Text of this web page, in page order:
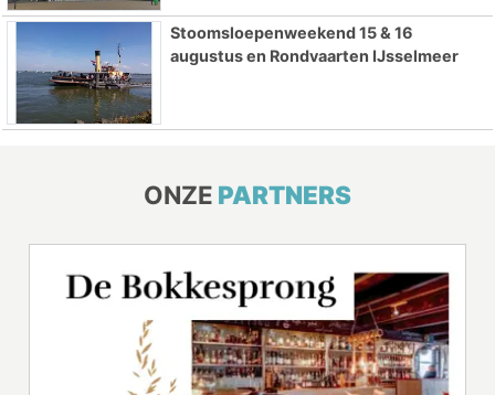
Stoomsloepenweekend 15 & 16
augustus en Rondvaarten IJsselmeer
ONZE PARTNERS